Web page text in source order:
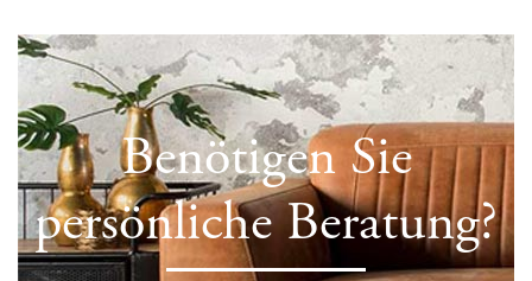
Benötigen Sie
persönliche Beratung?